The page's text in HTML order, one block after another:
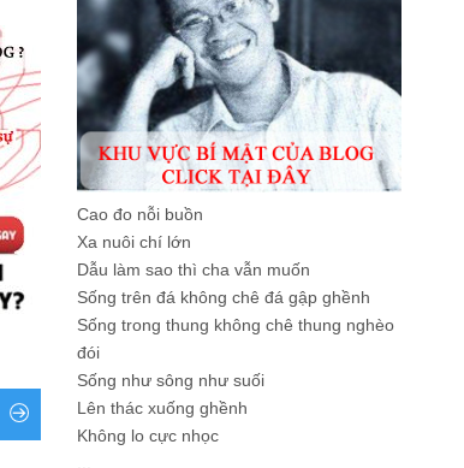
Cao đo nỗi buồn
Xa nuôi chí lớn
Dẫu làm sao thì cha vẫn muốn
Sống trên đá không chê đá gập ghềnh
Sống trong thung không chê thung nghèo
đói
Sống như sông như suối
Lên thác xuống ghềnh
Không lo cực nhọc